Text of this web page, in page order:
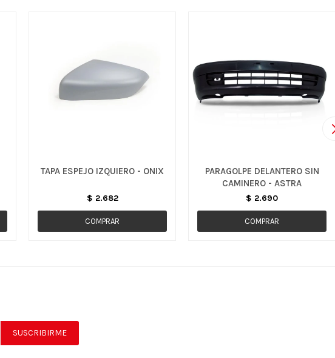
TAPA ESPEJO IZQUIERO - ONIX
$ 2.682
PARAGOLPE DELANTERO SIN
CAMINERO - ASTRA
$ 2.690
SUSCRIBIRME